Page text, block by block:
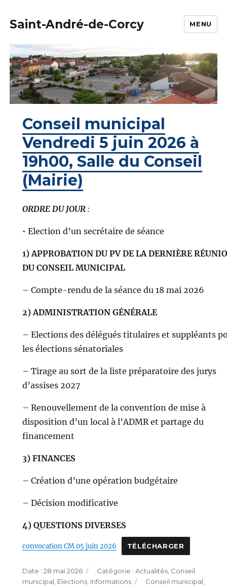
Saint-André-de-Corcy MENU
Conseil municipal
Vendredi 5 juin 2026 à
19h00, Salle du Conseil
(Mairie)
ORDRE DU JOUR:
• Election d’un secrétaire de séance
1) APPROBATION DU PV DE LA DERNIÈRE
DU CONSEIL MUNICIPAL
– Compte-rendu de la séance du 18 mai 2026
2) ADMINISTRATION GÉNÉRALE
– Elections des délégués titulaires et suppléants
les élections sénatoriales
– Tirage au sort de la liste préparatoire des jurys
d’assises 2027
– Renouvellement de la convention de mise à
disposition d’un local à l’ADMR et partage du
financement
3) FINANCES
– Création d’une opération budgétaire
– Décision modificative
4) QUESTIONS DIVERSES
convocation CM 05 juin 2026 TÉLÉCHARGER
Publié
le
28 mai 2026 Catégories
Actualités, Conseil
municipal Élections, Informations Étiquettes
Conseil municipal